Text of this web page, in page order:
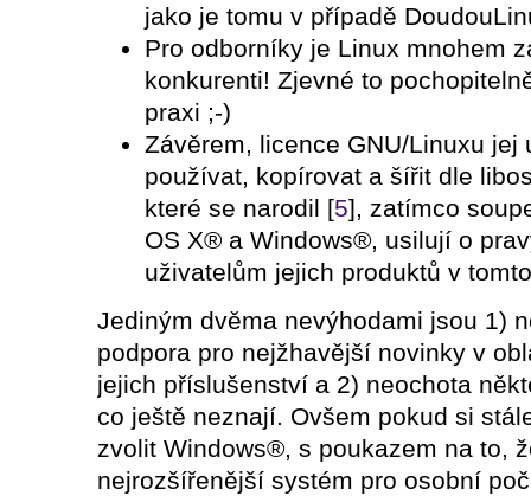
jako je tomu v případě
Pro odborníky je Linux mnohem
konkurenti! Zjevné to
praxi ;-)
Závěrem, licence GNU/Linuxu jej
používat, kopírovat a šířit dle
které se narodil [5], zatímco
OS X® a Windows®, usilují o
uživatelům jejich produktů v
Jediným dvěma nevýhodami jsou 1)
podpora pro nejžhavější novinky v
jejich příslušenství a 2) neochota
co ještě neznají. Ovšem pokud si
zvolit Windows®, s poukazem na to,
nejrozšířenější systém pro osobní